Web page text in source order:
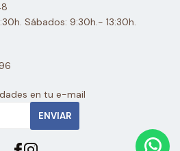
Sábados: 9:30h.- 13:30h.
en tu e-mail
ENVIAR